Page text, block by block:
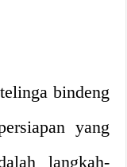
bindeng
yang
langkah-